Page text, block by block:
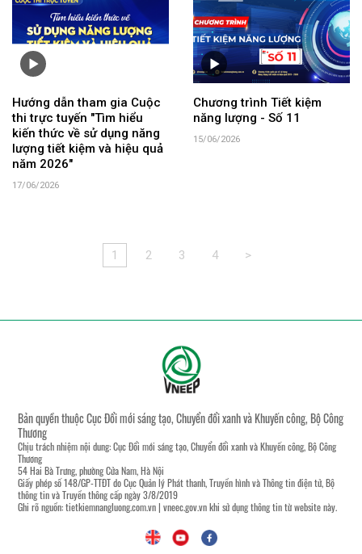
Hướng dẫn tham gia Cuộc
thi trực tuyến "Tìm hiểu
kiến thức về sử dụng năng
lượng tiết kiệm và hiệu quả
năm 2026"
17/06/2026
Chương trình Tiết kiệm
năng lượng - Số 11
15/06/2026
1 2 3 4 >
Bản quyền thuộc Cục Đổi mới sáng tạo, Chuyển đổi xanh và Khuyến công, Bộ Công
Thương
Chịu trách nhiệm nội dung: Cục Đổi mới sáng tạo, Chuyển đổi xanh và Khuyến công, Bộ Công
Thương
54 Hai Bà Trưng, phường Cửa Nam, Hà Nội
Giấy phép số 148/GP-TTĐT do Cục Quản lý Phát thanh, Truyền hình và Thông tin điện tử, Bộ
thông tin và Truyền thông cấp ngày 3/8/2019
Ghi rõ nguồn:tietkiemnangluong.com.vn| vneec.gov.vnkhi sử dụng thông tin từ website này.